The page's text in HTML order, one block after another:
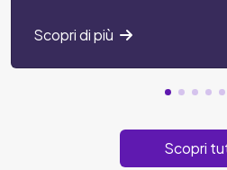
Scopri di più
Scopri